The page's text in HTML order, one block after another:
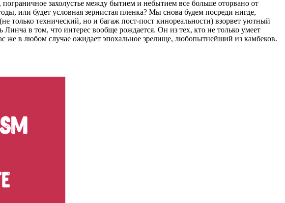
захолустье между бытием и небытием все больше оторвано от
или будет условная зернистая пленка? Мы снова будем посреди нигде,
только технический, но и багаж пост-пост кинореальности) взорвет уютный
в том, что интерес вообще рождается. Он из тех, кто не только умеет
же в любом случае ожидает эпохальное зрелище, любопытнейший из камбеков.